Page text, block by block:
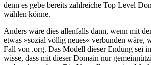
denn es gebe bereits zahlreiche Top Level
wählen könne.
Anders wäre dies allenfalls dann, wenn mit
etwas »sozial völlig neues« verbunden wäre,
Fall von .org. Das Modell dieser Endung sei
wisse, dass mit dieser Domain nur